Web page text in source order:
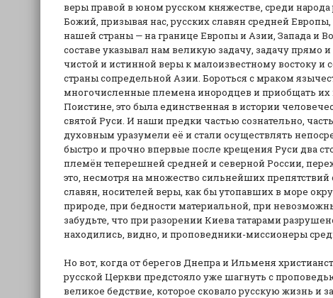
веры правой в юном русском княжестве, среди
Божий, призывая нас, русских славян средней
нашей страны — на границе Европы и Азии, Запада и
составе указывал нам великую задачу, задачу
чистой и истинной веры к малоизвестному востоку
страны сопредельной Азии. Бороться с мраком
многочисленные племена инородцев и приобщать их
Поистине, это была единственная в истории
святой Руси. И наши предки частью сознательно,
духовным уразумели её и стали осуществлять
быстро и прочно впервые после крещения Руси два
племён теперешней средней и северной России,
это, несмотря на множество сильнейших
славян, носителей веры, как бы утопавших в море
природе, при бедности материальной, при
забудьте, что при разорении Киева татарами
находились, видно, и проповедники-миссионеры
Но вот, когда от берегов Днепра и Ильменя
русской Церкви предстояло уже шагнуть с
великое бедствие, которое сковало русскую жизнь и